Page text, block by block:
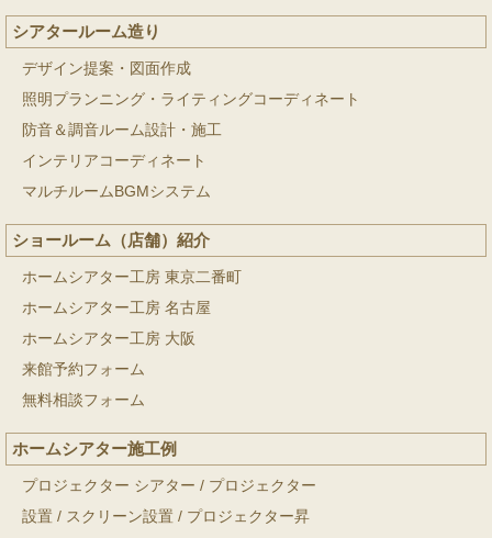
シアタールーム造り
デザイン提案・図面作成
照明プランニング・ライティングコーディネート
防音＆調音ルーム設計・施工
インテリアコーディネート
マルチルームBGMシステム
ショールーム（店舗）紹介
ホームシアター工房 東京二番町
ホームシアター工房 名古屋
ホームシアター工房 大阪
来館予約フォーム
無料相談フォーム
ホームシアター施工例
プロジェクター シアター / プロジェクター
設置 / スクリーン設置 / プロジェクター昇